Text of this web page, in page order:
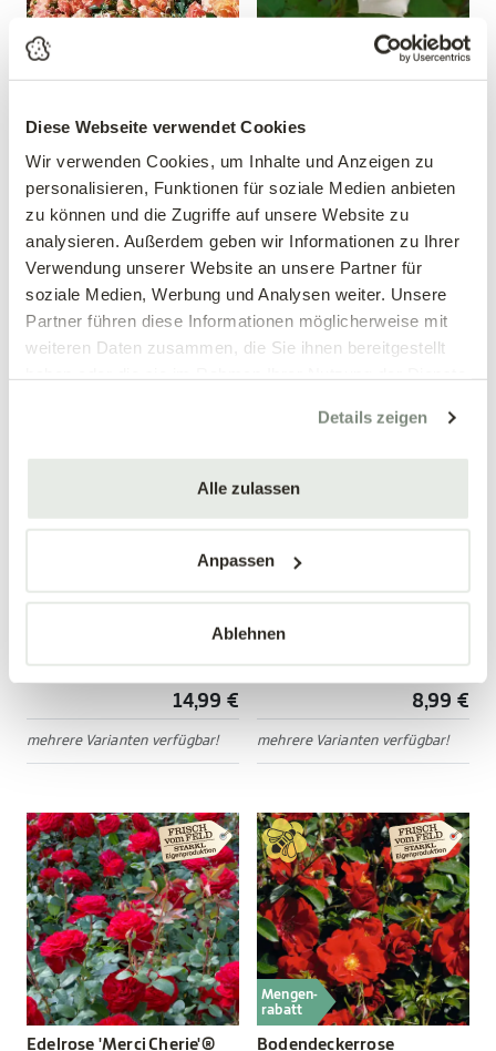
Diese Webseite verwendet Cookies
Wir verwenden Cookies, um Inhalte und Anzeigen zu
personalisieren, Funktionen für soziale Medien anbieten
zu können und die Zugriffe auf unsere Website zu
analysieren. Außerdem geben wir Informationen zu Ihrer
Verwendung unserer Website an unsere Partner für
soziale Medien, Werbung und Analysen weiter. Unsere
Partner führen diese Informationen möglicherweise mit
weiteren Daten zusammen, die Sie ihnen bereitgestellt
Details zeigen
Alle zulassen
Anpassen
Ablehnen
Apricot'®
Rosa 'Bordüre Apricot'®
12,99 €
mehrere Varianten verfügbar!
Paul II'®
Rosa 'Papst Johannes Paul
II'®
12,99 €
mehrere Varianten verfügbar!
Edelrose 'Nostalgie'®
14,99 €
mehrere Varianten verfügbar!
Mengen-
rabatt
Bodendeckerrose
'Mirato'®
8,99 €
mehrere Varianten verfügbar!
Edelrose 'Merci Cherie'®
Mengen-
rabatt
Bodendeckerrose